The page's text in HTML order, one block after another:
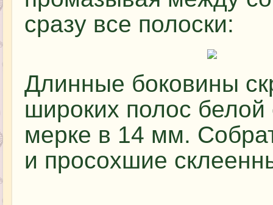
сразу все полоски:
Длинные боковины
широких полос
мерке в 14 мм.
и просохшие